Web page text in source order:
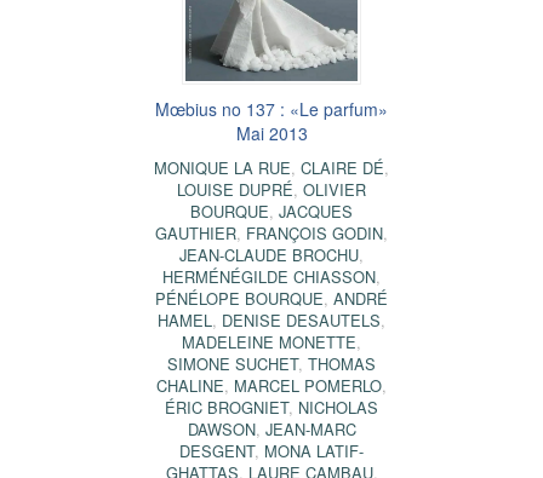
Mœbius no 137 : «Le parfum»
Mai 2013
MONIQUE LA RUE, CLAIRE DÉ,
LOUISE DUPRÉ, OLIVIER
BOURQUE, JACQUES
GAUTHIER, FRANÇOIS GODIN,
JEAN-CLAUDE BROCHU,
HERMÉNÉGILDE CHIASSON,
PÉNÉLOPE BOURQUE, ANDRÉ
HAMEL, DENISE DESAUTELS,
MADELEINE MONETTE,
SIMONE SUCHET, THOMAS
CHALINE, MARCEL POMERLO,
ÉRIC BROGNIET, NICHOLAS
DAWSON, JEAN-MARC
DESGENT, MONA LATIF-
GHATTAS, LAURE CAMBAU,